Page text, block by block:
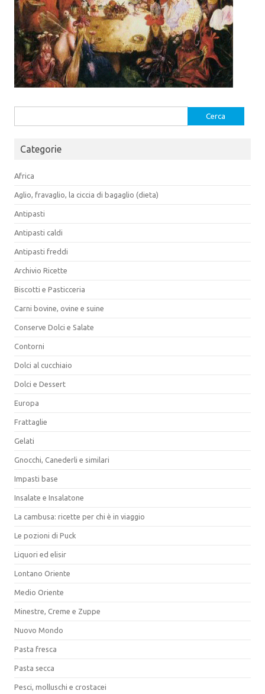
per:
Categorie
Africa
Aglio, fravaglio, la ciccia di bagaglio (dieta)
Antipasti
Antipasti caldi
Antipasti freddi
Archivio Ricette
Biscotti e Pasticceria
Carni bovine, ovine e suine
Conserve Dolci e Salate
Contorni
Dolci al cucchiaio
Dolci e Dessert
Europa
Frattaglie
Gelati
Gnocchi, Canederli e similari
Impasti base
Insalate e Insalatone
La cambusa: ricette per chi è in viaggio
Le pozioni di Puck
Liquori ed elisir
Lontano Oriente
Medio Oriente
Minestre, Creme e Zuppe
Nuovo Mondo
Pasta fresca
Pasta secca
Pesci, molluschi e crostacei